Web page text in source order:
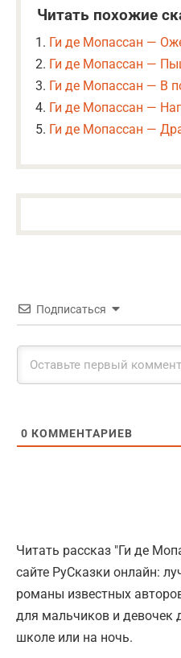
Читать похожие
Ги де Мопассан —
Ги де Мопассан —
Ги де Мопассан — В
Ги де Мопассан —
Ги де Мопассан —
Подписаться
0 КОММЕНТАРИЕВ
Читать рассказ "Ги де
сайте РуСказки онлайн:
романы известных
для мальчиков и девочек
школе или на ночь.